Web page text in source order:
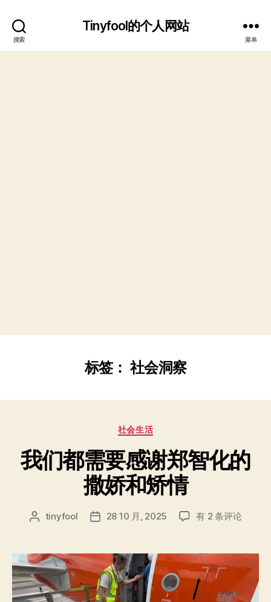
搜索
Tinyfool的个人网站
菜单
标签： 社会洞察
分
社会生活
我们都需要感谢郑智化的
撒娇和矫情
文
者
tinyfool
发
期
28 10 月, 2025
我
需
要
感
谢
有 2 条评论